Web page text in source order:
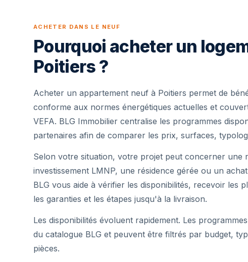
ACHETER DANS LE NEUF
Pourquoi acheter un
Poitiers ?
Acheter un appartement neuf à Poitiers permet de
conforme aux normes énergétiques actuelles et
VEFA. BLG Immobilier centralise les programmes
partenaires afin de comparer les prix, surfaces,
Selon votre situation, votre projet peut concerner une
investissement LMNP, une résidence gérée ou un
BLG vous aide à vérifier les disponibilités, recevoir les
les garanties et les étapes jusqu'à la livraison.
Les disponibilités évoluent rapidement. Les
du catalogue BLG et peuvent être filtrés par budget,
pièces.